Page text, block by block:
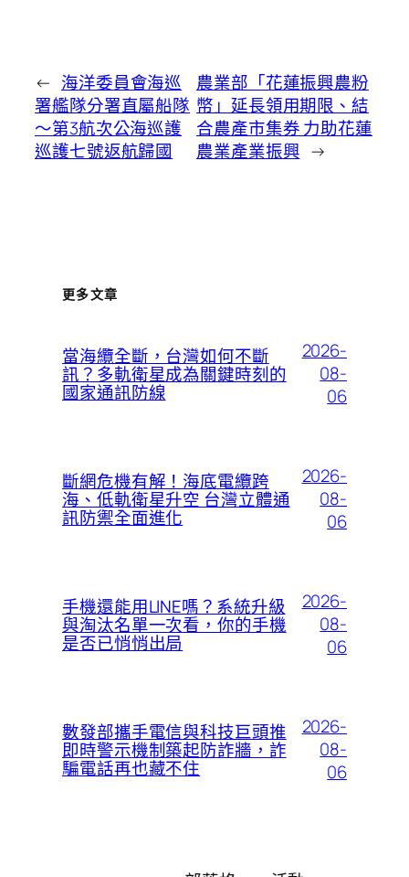
← 海洋委員會海巡
署艦隊分署直屬船隊
～第3航次公海巡護
巡護七號返航歸國
農業部「花蓮振興農粉
幣」延長領用期限、結
合農產市集券 力助花蓮
農業產業振興 →
更多文章
當海纜全斷，台灣如何不斷
訊？多軌衛星成為關鍵時刻的
國家通訊防線
2026-
08-
06
斷網危機有解！海底電纜跨
海、低軌衛星升空 台灣立體通
訊防禦全面進化
2026-
08-
06
手機還能用LINE嗎？系統升級
與淘汰名單一次看，你的手機
是否已悄悄出局
2026-
08-
06
數發部攜手電信與科技巨頭推
即時警示機制築起防詐牆，詐
騙電話再也藏不住
2026-
08-
06